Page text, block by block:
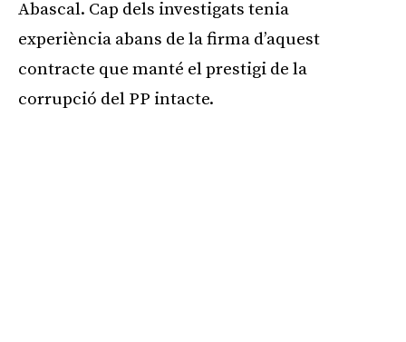
Abascal. Cap dels investigats tenia
experiència abans de la firma d’aquest
contracte que manté el prestigi de la
corrupció del PP intacte.